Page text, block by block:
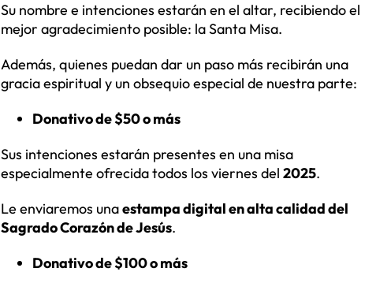
Su nombre e intenciones estarán en el altar, recibiendo el
mejor agradecimiento posible: la Santa Misa.
Además, quienes puedan dar un paso más recibirán una
gracia espiritual y un obsequio especial de nuestra parte:
Donativo de $50 o más
Sus intenciones estarán presentes en una misa
especialmente ofrecida todos los viernes del 2025.
Le enviaremos unaestampa digital en alta calidad del
Sagrado Corazón de Jesús.
Donativo de $100 o más